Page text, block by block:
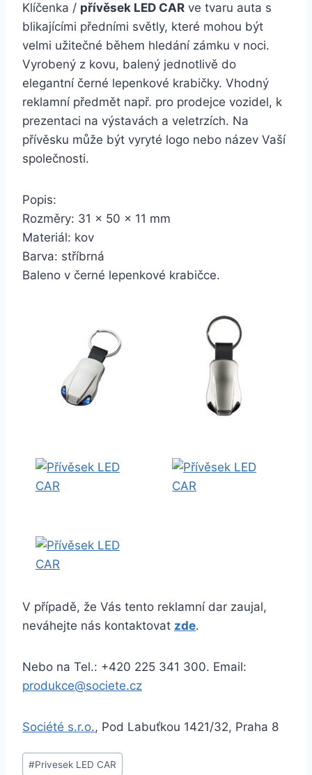
Klíčenka / přívěsek LED CAR ve tvaru auta s
blikajícími předními světly, které mohou být
velmi užitečné během hledání zámku v noci.
Vyrobený z kovu, balený jednotlivě do
elegantní černé lepenkové krabičky. Vhodný
reklamní předmět např. pro prodejce vozidel, k
prezentaci na výstavách a veletrzích. Na
přívěsku může být vyryté logo nebo název Vaší
společnosti.
Popis:
Rozměry: 31 x 50 x 11 mm
Materiál: kov
Barva: stříbrná
Baleno v černé lepenkové krabičce.
V případě, že Vás tento reklamní dar zaujal,
neváhejte nás kontaktovat zde.
Nebo na Tel.: +420 225 341 300. Email:
produkce@societe.cz
Société s.r.o., Pod Labuťkou 1421/32, Praha 8
#Privesek LED CAR